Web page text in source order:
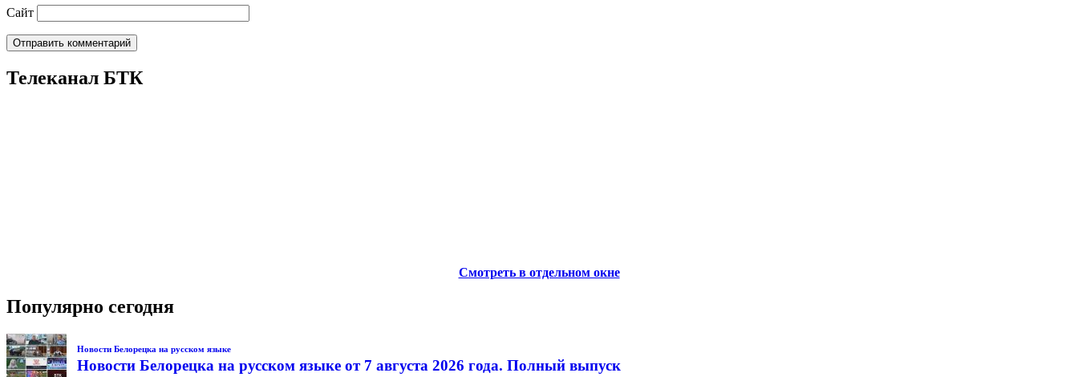
Сайт
Телеканал БТК
Смотреть в отдельном окне
Популярно сегодня
Новости Белорецка на русском языке
Новости Белорецка на русском языке от 7 августа 2026 года. Полный выпуск